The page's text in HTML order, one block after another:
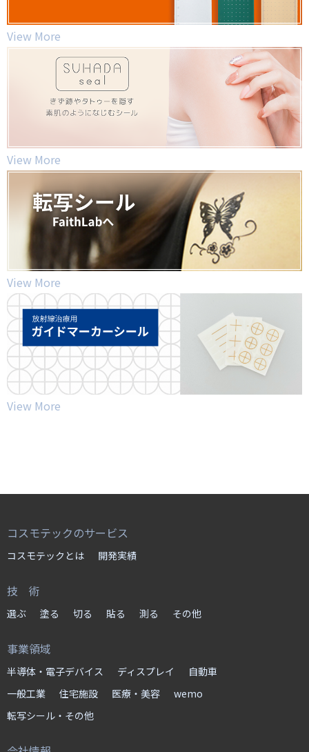
View More
View More
View More
View More
コスモテックのサービス
コスモテックとは 開発実績
技 術
選ぶ 塗る 切る 貼る 測る その他
事業領域
半導体・電子デバイス ディスプレイ
自動車
一般工業
住宅施設 医療・美容
wemo
転写シール・その他